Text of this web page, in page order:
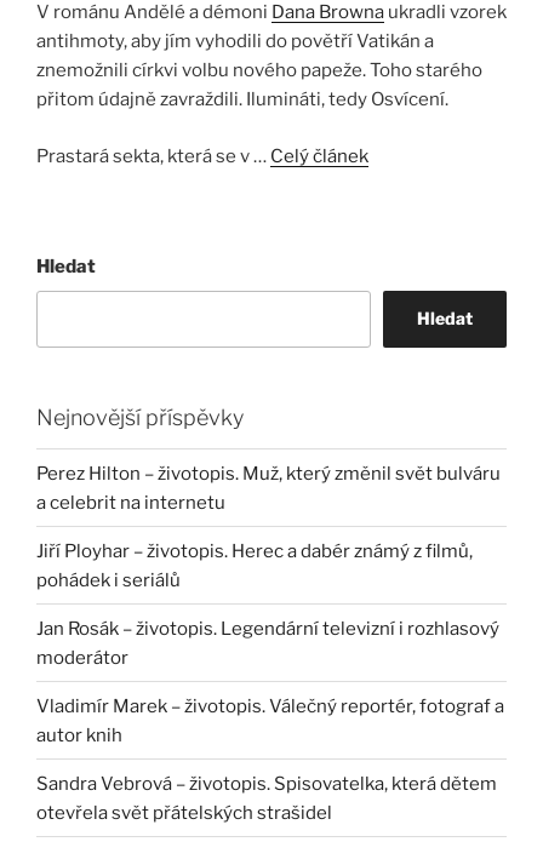
V románu Andělé a démoni Dana Browna ukradli vzorek
antihmoty, aby jím vyhodili do povětří Vatikán a
znemožnili církvi volbu nového papeže. Toho starého
přitom údajně zavraždili. Ilumináti, tedy Osvícení.
Prastará sekta, která se v … Celý článek
Hledat
Hledat
Nejnovější příspěvky
Perez Hilton – životopis. Muž, který změnil svět bulváru
a celebrit na internetu
Jiří Ployhar – životopis. Herec a dabér známý z filmů,
pohádek i seriálů
Jan Rosák – životopis. Legendární televizní i rozhlasový
moderátor
Vladimír Marek – životopis. Válečný reportér, fotograf a
autor knih
Sandra Vebrová – životopis. Spisovatelka, která dětem
otevřela svět přátelských strašidel